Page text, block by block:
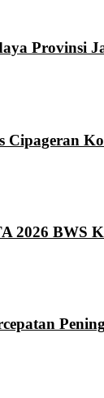
Provinsi
Cipageran
2026 BWS